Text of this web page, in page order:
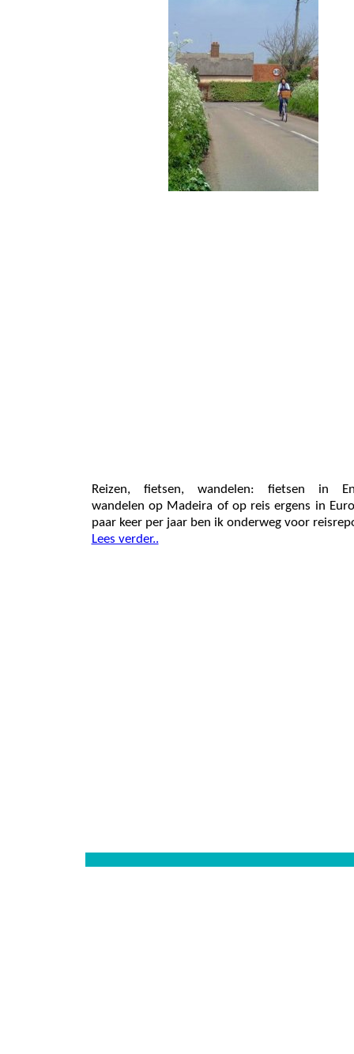
Reizen, fietsen, wandelen: fietsen in
wandelen op Madeira of op reis ergens in
paar keer per jaar ben ik onderweg voor
Lees verder..